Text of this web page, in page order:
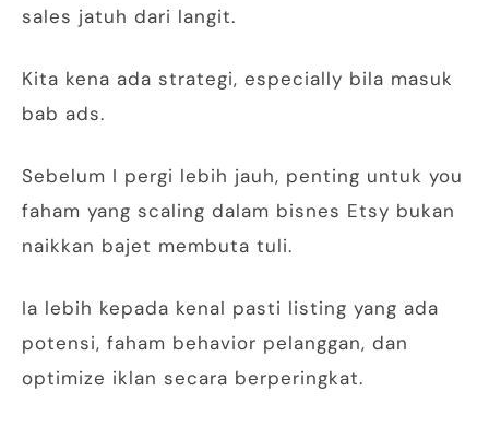
sales jatuh dari langit.
Kita kena ada strategi, especially bila masuk
bab ads.
Sebelum I pergi lebih jauh, penting untuk you
faham yang scaling dalam bisnes Etsy bukan
naikkan bajet membuta tuli.
Ia lebih kepada kenal pasti listing yang ada
potensi, faham behavior pelanggan, dan
optimize iklan secara berperingkat.